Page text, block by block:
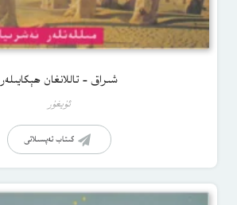
شىراق – تاللانغان ھېكايىلەر
ئۇيغۇر
كىتاب تەپسىلاتى